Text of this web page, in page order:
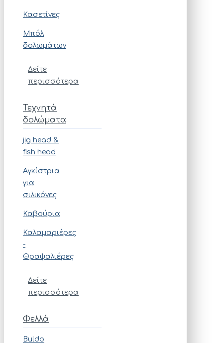
Κασετίνες
Μπόλ
δολωμάτων
Δείτε
περισσότερα
Τεχνητά
δολώματα
jig head &
fish head
Αγκίστρια
για
σιλικόνες
Καβούρια
Καλαμαριέρες
-
Θραψαλιέρες
Δείτε
περισσότερα
Φελλά
Buldo